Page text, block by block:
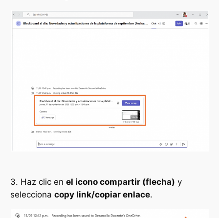
3. Haz clic enel icono compartir (flecha) y
seleccionacopy link/copiar enlace.